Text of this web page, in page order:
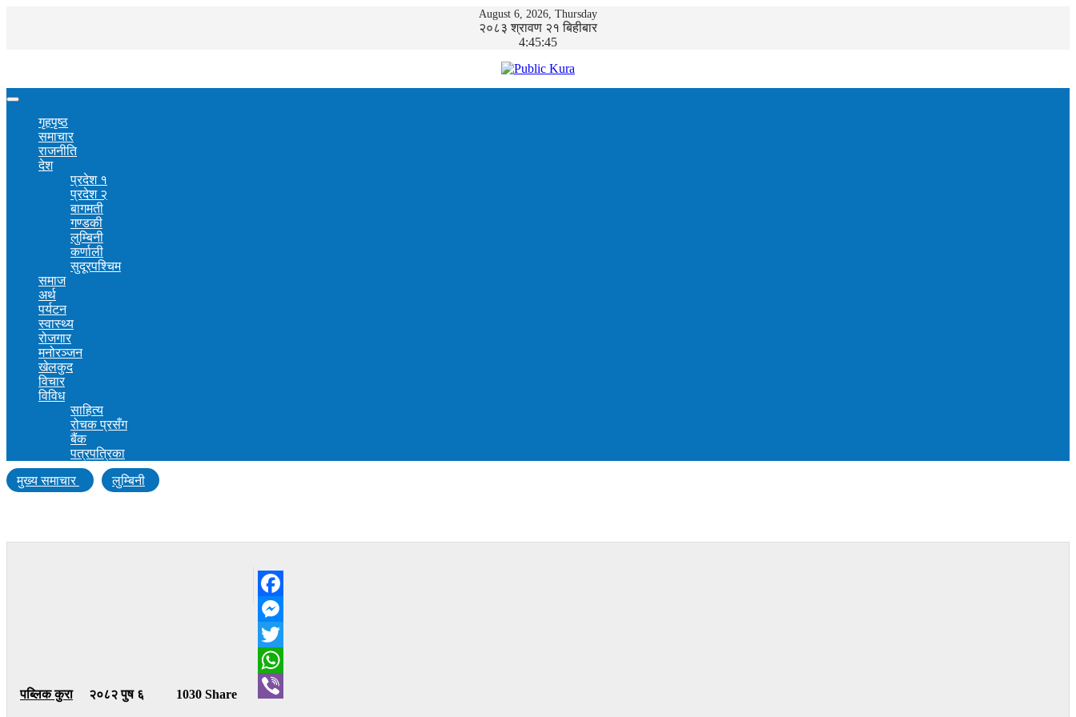
August 6, 2026, Thursday
२०८३ श्रावण २१ बिहीबार
4:45:46
गृहपृष्ठ
समाचार
राजनीति
देश
प्रदेश १
प्रदेश २
बागमती
गण्डकी
लुम्बिनी
कर्णाली
सुदूरपश्चिम
समाज
अर्थ
पर्यटन
स्वास्थ्य
रोजगार
मनोरञ्जन
खेलकुद
विचार
विविध
साहित्य
रोचक प्रसँग
बैंक
पत्रपत्रिका
मुख्य समाचार
लुम्बिनी
पब्लिक कुरा २०८२ पुष ६ 1030 Share
Facebook
Messenger
Twitter
WhatsApp